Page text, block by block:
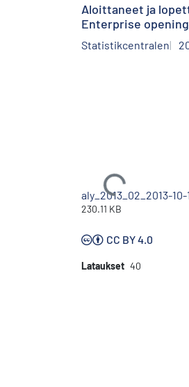
Aloittaneet ja
Enterprise
Statistikcentralen
Ladataan...
aly_2013_02_2013-
230.11 KB
CC BY 4.0
Lataukset 40